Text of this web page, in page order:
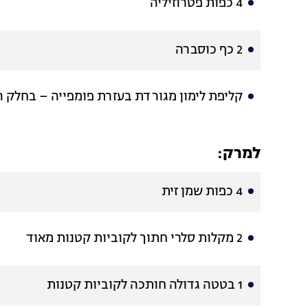
4 כפות פטרוזיליה
2 כף כוסברה
קליפת לימון מגורדת בעזרת פומפייה –
למרק:
4 כפות שמן זית
2 מקלות סלרי חתוך לקוביות קטנות מאוד
1 בטטה גדולה חותכה לקוביות קטנות